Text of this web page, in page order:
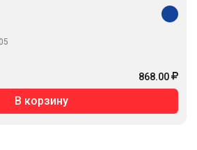
868.00
В корзину